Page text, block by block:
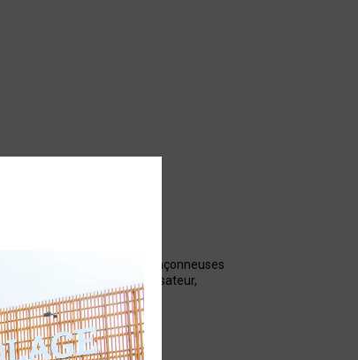
fruitiers utilisant des tronçonneuses
prolongée pour l?utilisateur,